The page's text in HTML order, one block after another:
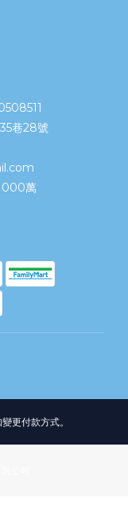
巷28號
萬
更付款方式。